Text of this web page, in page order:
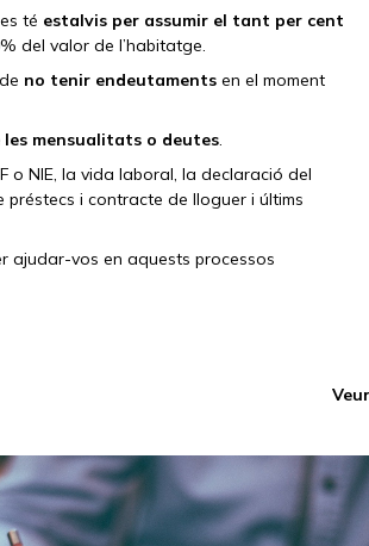
té estalvis per assumir el tant per cent
del valor de l’habitatge.
no tenir endeutaments en el moment
les mensualitats o deutes.
o NIE, la vida laboral, la declaració del
préstecs i contracte de lloguer i últims
ajudar-vos en aquests processos